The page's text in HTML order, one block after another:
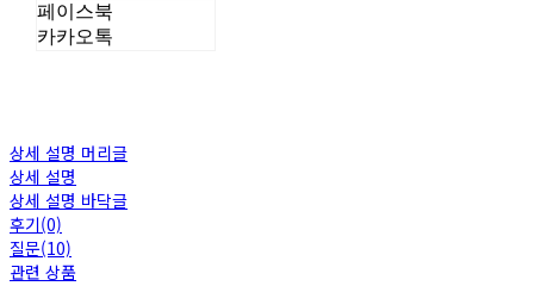
페이스북
카카오톡
상세 설명 머리글
상세 설명
상세 설명 바닥글
후기(0)
질문(10)
관련 상품